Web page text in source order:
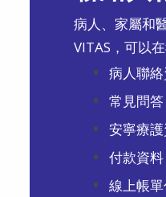
病人、家屬和
VITAS，可以
病人聯
常見問答
安寧療
付款資料
線上帳